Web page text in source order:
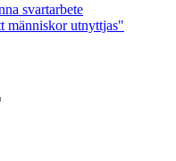
svartarbete
människor utnyttjas"